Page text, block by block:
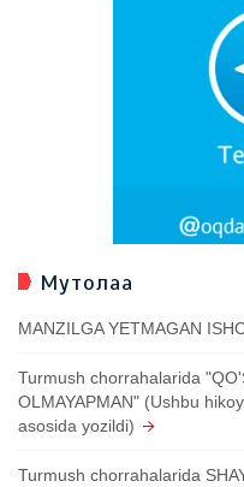
Мутолаа
MANZILGA YETMAGAN
Turmush chorrahalarida
OLMAYAPMAN" (Ushbu
asosida yozildi)
Turmush chorrahalarida